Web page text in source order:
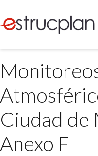
SERVICIOS
Medio Ambiente
Legislación
INGRESAR
Portal de Clientes
Matriz Premium
Ciudad de
Anexo F